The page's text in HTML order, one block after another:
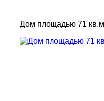
Дом площадью 71 кв.м